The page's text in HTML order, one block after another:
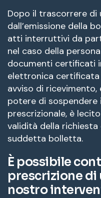
Dopo il trascorrere di
dall’emissione della
atti interruttivi da
nel caso della
documenti certificati
elettronica certificata
avviso di ricevimento,
potere di
prescrizionale, è
validità della
suddetta bolletta.
È possibile
prescrizione di
nostro